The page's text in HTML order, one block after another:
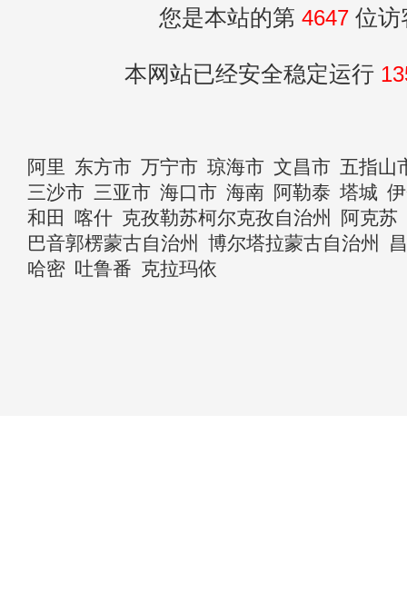
您是本站的第 4647位访
本网站已经安全稳定运行
阿里 东方市 万宁市 琼海市 文昌市 五指山
三沙市 三亚市 海口市 海南 阿勒泰 塔城
和田
喀什 克孜勒苏柯尔克孜自治州
阿克苏
巴音郭楞蒙古自治州
博尔塔拉蒙古自治州
哈密 吐鲁番 克拉玛依